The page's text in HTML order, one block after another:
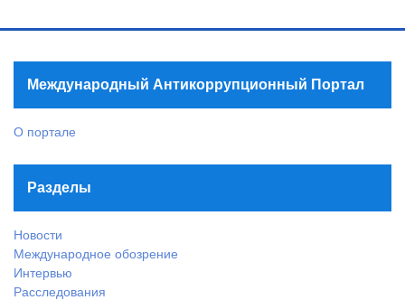
Международный Антикоррупционный Портал
О портале
Разделы
Новости
Международное обозрение
Интервью
Расследования